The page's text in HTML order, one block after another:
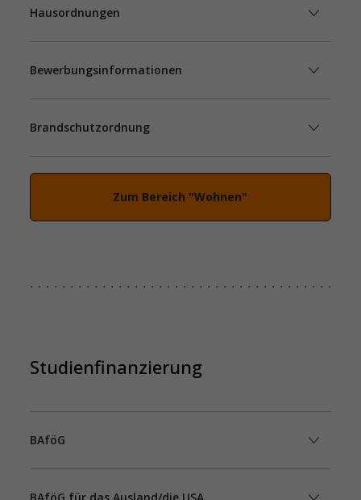
Hausordnungen
Bewerbungsinformationen
Brandschutzordnung
Zum Bereich "Wohnen"
Studienfinanzierung
BAföG